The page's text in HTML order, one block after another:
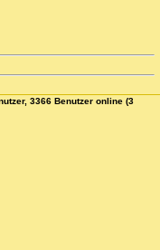
3366 Benutzer online (3